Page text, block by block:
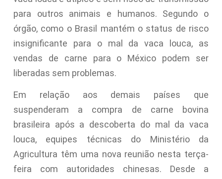
para outros animais e humanos. Segundo o
órgão, como o Brasil mantém o status de risco
insignificante para o mal da vaca louca, as
vendas de carne para o México podem ser
liberadas sem problemas.
Em relação aos demais países que
suspenderam a compra de carne bovina
brasileira após a descoberta do mal da vaca
louca, equipes técnicas do Ministério da
Agricultura têm uma nova reunião nesta terça-
feira com autoridades chinesas. Desde a